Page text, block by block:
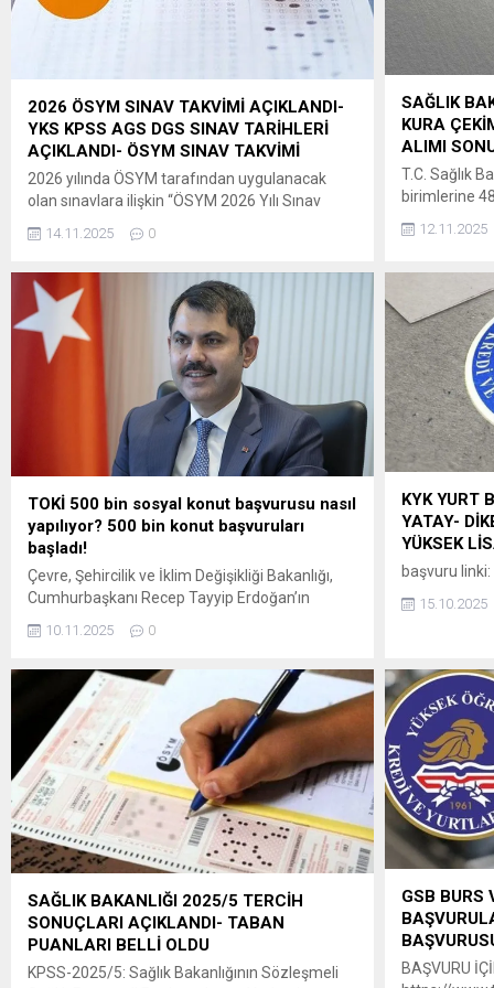
2026 ÖSYM SINAV TAKVİMİ AÇIKLANDI-
YKS KPSS AGS DGS SINAV TARİHLERİ
AÇIKLANDI- ÖSYM SINAV TAKVİMİ
2026 yılında ÖSYM tarafından uygulanacak
olan sınavlara ilişkin “ÖSYM 2026 Yılı Sınav
2025 tarihinde saat 09.30’dan itibaren
erişilebilecektir. Adaylara ve kamuoyuna
saygıyla duyurulur. ÖSYM BAŞKANLIĞI ” ÖSYM
2026 Yılı Sınav Takvimi (Güncel gelişmelere
göre ÖSYM Sınav Takvimi yenilenerek
kamuoyuna duyurulacaktır.)
14.11.2025 0
SAĞLIK
KURA
ALIMI
T.C. Sağlık
birimlerine
Kanuna
hükümleri
08/10/2025
13/10/
il düzeyinde
alınan
12.11.2025
TOKİ 500 bin sosyal konut başvurusu nasıl
yapılıyor? 500 bin konut başvuruları
başladı!
Çevre, Şehircilik ve İklim Değişikliği Bakanlığı,
Cumhurbaşkanı Recep Tayyip Erdoğan’ın
Projesi” ile Türkiye tarihinin en büyük sosyal
edilecek 500 bin sosyal konut, dar gelirli
vatandaşlar için yüzde 10 peşinat ve 240 aya
kadar vade seçeneği ile satışa...
10.11.2025 0
KYK YURT
YATAY-
YÜKSEK
başvuru
15.10.2025
SAĞLIK BAKANLIĞI 2025/5 TERCİH
SONUÇLARI AÇIKLANDI- TABAN
PUANLARI BELLİ OLDU
KPSS-2025/5: Sağlık Bakanlığının Sözleşmeli
GSB BURS
BAŞVURU